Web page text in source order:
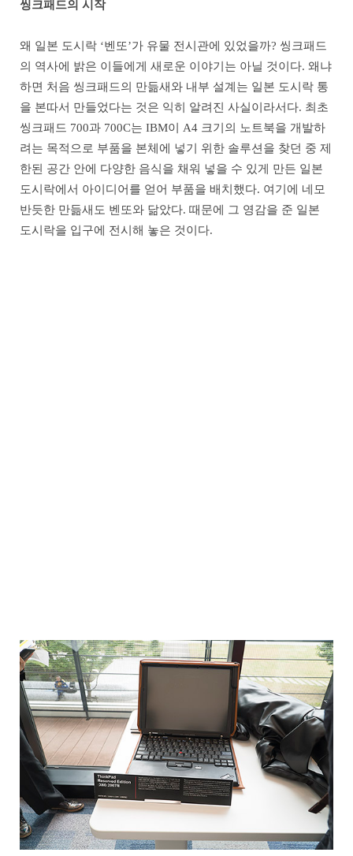
씽크패드의 시작
왜 일본 도시락 ‘벤또’가 유물 전시관에 있었을까? 씽크패드
의 역사에 밝은 이들에게 새로운 이야기는 아닐 것이다. 왜냐
하면 처음 씽크패드의 만듦새와 내부 설계는 일본 도시락 통
을 본따서 만들었다는 것은 익히 알려진 사실이라서다. 최초
씽크패드 700과 700C는 IBM이 A4 크기의 노트북을 개발하
려는 목적으로 부품을 본체에 넣기 위한 솔루션을 찾던 중 제
한된 공간 안에 다양한 음식을 채워 넣을 수 있게 만든 일본
도시락에서 아이디어를 얻어 부품을 배치했다. 여기에 네모
반듯한 만듦새도 벤또와 닮았다. 때문에 그 영감을 준 일본
도시락을 입구에 전시해 놓은 것이다.